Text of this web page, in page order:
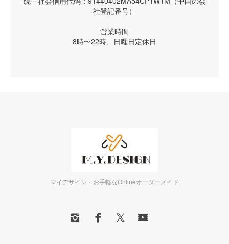
社登記番号）
営業時間
8時〜22時、日曜日定休日
マイデザイン・お手軽なOnlineオーダーメイド